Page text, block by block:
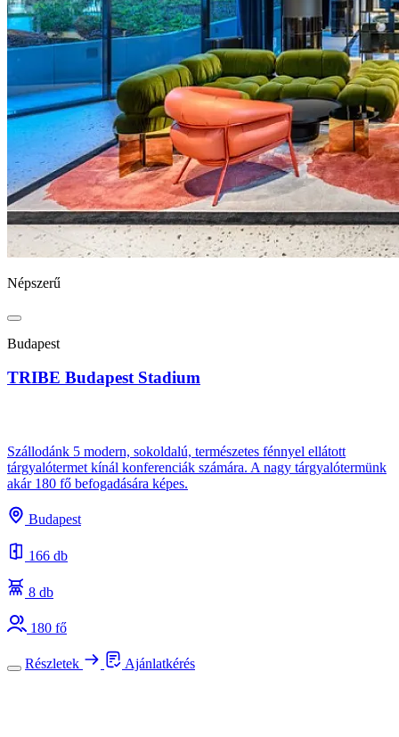
Népszerű
Budapest
TRIBE Budapest Stadium
Szállodánk 5 modern, sokoldalú, természetes fénnyel ellátott
tárgyalótermet kínál konferenciák számára. A nagy tárgyalótermünk
akár 180 fő befogadására képes.
Budapest
166 db
8 db
180 fő
Részletek Ajánlatkérés